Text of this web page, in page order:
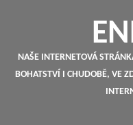
NAŠE INTERNETOVÁ
BOHATSTVÍ I CHUDOBĚ, VE